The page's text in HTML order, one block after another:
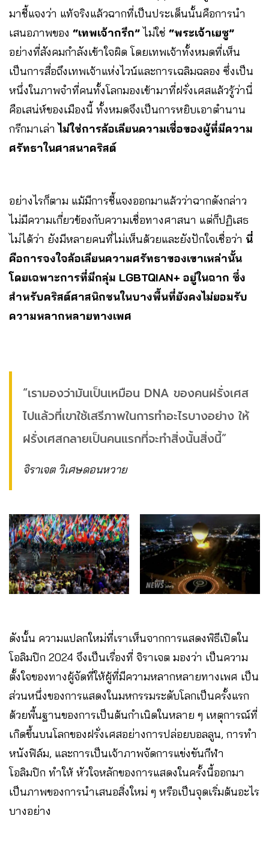
มาชี้แจงว่า แท้จริงแล้วฉากที่เป็นประเด็นนั้นคือการนำ
เสนอภาพของ “เทพเจ้ากรีก” ไม่ใช่ “พระเจ้าเยซู”
อย่างที่สังคมกำลังเข้าใจผิด โดยเทพเจ้าทั้งหมดที่เห็น
เป็นการสื่อถึงเทพเจ้าแห่งไวน์และการเฉลิมฉลอง ซึ่งเป็น
หนึ่งในภาพจำที่คนทั้งโลกมองเข้ามาที่ฝรั่งเศสแล้วรู้ว่านี่
คือเสน่ห์ของเมืองนี้ ทั้งหมดจึงเป็นการหยิบเอาตำนาน
กรีกมาเล่าไม่ใช่การล้อเลียนความเชื่อของผู้ที่มีความ
ศรัทธาในศาสนาคริสต์
อย่างไรก็ตาม แม้มีการชี้แจงออกมาแล้วว่าฉากดังกล่าว
ไม่มีความเกี่ยวข้องกับความเชื่อทางศาสนา แต่ก็ปฏิเสธ
ไม่ได้ว่า ยังมีหลายคนที่ไม่เห็นด้วยและยังปักใจเชื่อว่า นี่
คือการจงใจล้อเลียนความศรัทธาของเขาเหล่านั้น
โดยเฉพาะการที่มีกลุ่ม LGBTQIAN+ อยู่ในฉาก ซึ่ง
สำหรับคริสต์ศาสนิกชนในบางพื้นที่ยังคงไม่ยอมรับ
ความหลากหลายทางเพศ
“เรามองว่ามันเป็นเหมือน DNA ของคนฝรั่งเศส
ไปแล้วที่เขาใช้เสรีภาพในการทำอะไรบางอย่าง ให้
ฝรั่งเศสกลายเป็นคนแรกที่จะทำสิ่งนั้นสิ่งนี้”
จิราเจต วิเศษดอนหวาย
ดังนั้น ความแปลกใหม่ที่เราเห็นจากการแสดงพิธีเปิดใน
โอลิมปิก 2024 จึงเป็นเรื่องที่ จิราเจต มองว่า เป็นความ
ตั้งใจของทางผู้จัดที่ให้ผู้ที่มีความหลากหลายทางเพศ เป็น
ส่วนหนึ่งของการแสดงในมหกรรมระดับโลกเป็นครั้งแรก
ด้วยพื้นฐานของการเป็นต้นกำเนิดในหลาย ๆ เหตุการณ์ที่
เกิดขึ้นบนโลกของฝรั่งเศสอย่างการปล่อยบอลลูน, การทำ
หนังฟิล์ม, และการเป็นเจ้าภาพจัดการแข่งขันกีฬา
โอลิมปิก ทำให้ หัวใจหลักของการแสดงในครั้งนี้ออกมา
เป็นภาพของการนำเสนอสิ่งใหม่ ๆ หรือเป็นจุดเริ่มต้นอะไร
บางอย่าง